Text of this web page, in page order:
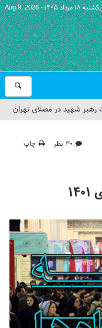
یکشنبه ۱۸ مرداد ۱۴۰۵ - Aug 9, 2026
رهبر شهید در مصلای تهران
این هفته نماز جمعه تهران
شهید ایران
۳۰ نظر
چاپ